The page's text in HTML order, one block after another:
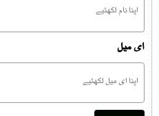
ای میل